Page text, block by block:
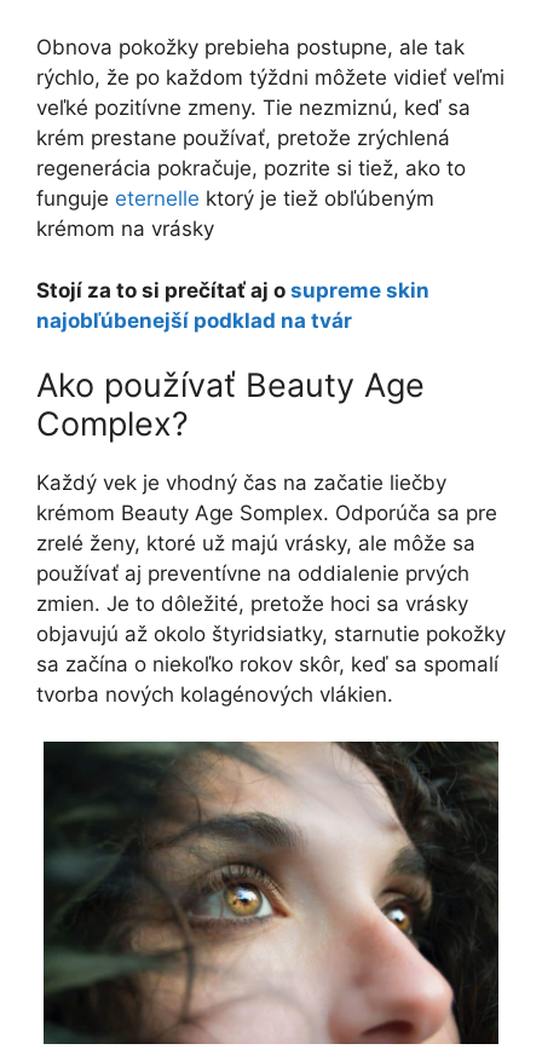
Obnova pokožky prebieha postupne, ale tak
rýchlo, že po každom týždni môžete vidieť veľmi
veľké pozitívne zmeny. Tie nezmiznú, keď sa
krém prestane používať, pretože zrýchlená
regenerácia pokračuje, pozrite si tiež, ako to
funguje eternelle ktorý je tiež obľúbeným
krémom na vrásky
Stojí za to si prečítať aj o supreme skin
najobľúbenejší podklad na tvár
Ako používať Beauty Age
Complex?
Každý vek je vhodný čas na začatie liečby
krémom Beauty Age Somplex. Odporúča sa pre
zrelé ženy, ktoré už majú vrásky, ale môže sa
používať aj preventívne na oddialenie prvých
zmien. Je to dôležité, pretože hoci sa vrásky
objavujú až okolo štyridsiatky, starnutie pokožky
sa začína o niekoľko rokov skôr, keď sa spomalí
tvorba nových kolagénových vlákien.